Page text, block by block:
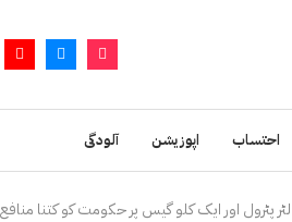
آلودگی اپوزیشن احتساب
پٹرول اور ایک کلو گیس پر حکومت کو کتنا